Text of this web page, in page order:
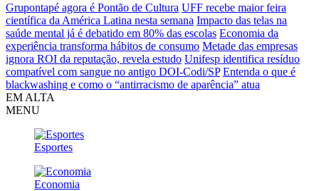
Grupontapé agora é Pontão de Cultura UFF recebe maior feira
científica da América Latina nesta semana Impacto das telas na
saúde mental já é debatido em 80% das escolas Economia da
experiência transforma hábitos de consumo Metade das empresas
ignora ROI da reputação, revela estudo Unifesp identifica resíduo
compatível com sangue no antigo DOI-Codi/SP Entenda o que é
blackwashing e como o “antirracismo de aparência” atua
EM ALTA
MENU
Esportes
Economia